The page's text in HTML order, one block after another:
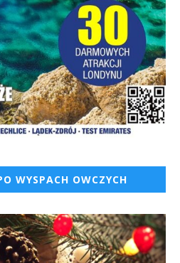
WYSPACH OWCZYCH